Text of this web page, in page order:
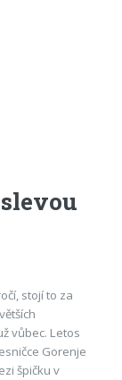
stojí to za
vůbec. Letos
Gorenje
špičku v